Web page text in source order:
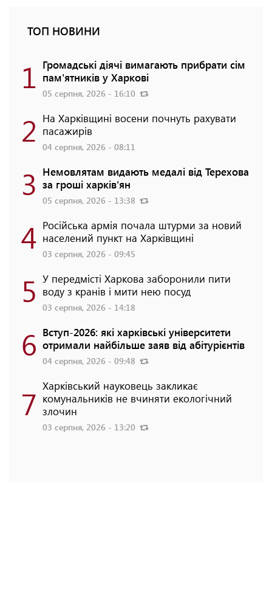
ТОП НОВИНИ
1 Громадські діячі вимагають прибрати сім
пам'ятників у Харкові
05 серпня, 2026 - 16:10
2 На Харківщині восени почнуть рахувати
пасажирів
04 серпня, 2026 - 08:11
3 Немовлятам видають медалі від Терехова
за гроші харків'ян
05 серпня, 2026 - 13:38
4 Російська армія почала штурми за новий
населений пункт на Харківщині
03 серпня, 2026 - 09:45
5 У передмісті Харкова заборонили пити
воду з кранів і мити нею посуд
03 серпня, 2026 - 14:18
6 Вступ-2026: які харківські університети
отримали найбільше заяв від абітурієнтів
04 серпня, 2026 - 09:48
7 Харківський науковець закликає
комунальників не вчиняти екологічний
злочин
03 серпня, 2026 - 13:20